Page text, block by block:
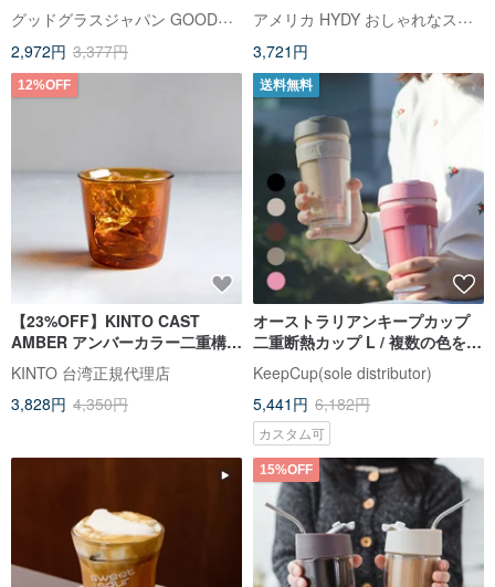
グッドグラスジャパン GOODGLAS【台湾公式ストア】
2,972円 3,377円
アメリカ HYDY おしゃれなステンレスボトル
3,721円
12%OFF
【23%OFF】KINTO CAST
AMBER アンバーカラー二重構造
グラス 250ml
KINTO 台湾正規代理店
3,828円 4,350円
送料無料
オーストラリアンキープカップ
二重断熱カップ L / 複数の色をご
用意
KeepCup(sole distributor)
5,441円 6,182円
カスタム可
15%OFF